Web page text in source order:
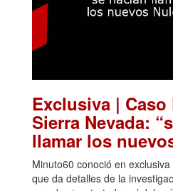
Exclusiva |
Sierra Nevada:
llamar los
Minuto60 conoció en
que da detalles de la